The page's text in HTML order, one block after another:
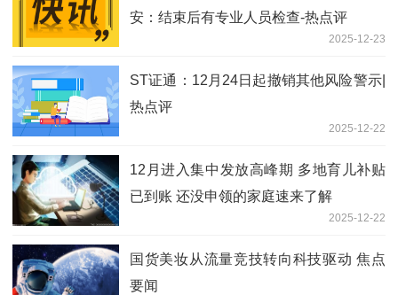
安：结束后有专业人员检查-热点评
2025-12-23
ST证通：12月24日起撤销其他风险警示|
热点评
2025-12-22
12月进入集中发放高峰期 多地育儿补贴
已到账 还没申领的家庭速来了解
2025-12-22
国货美妆从流量竞技转向科技驱动 焦点
要闻